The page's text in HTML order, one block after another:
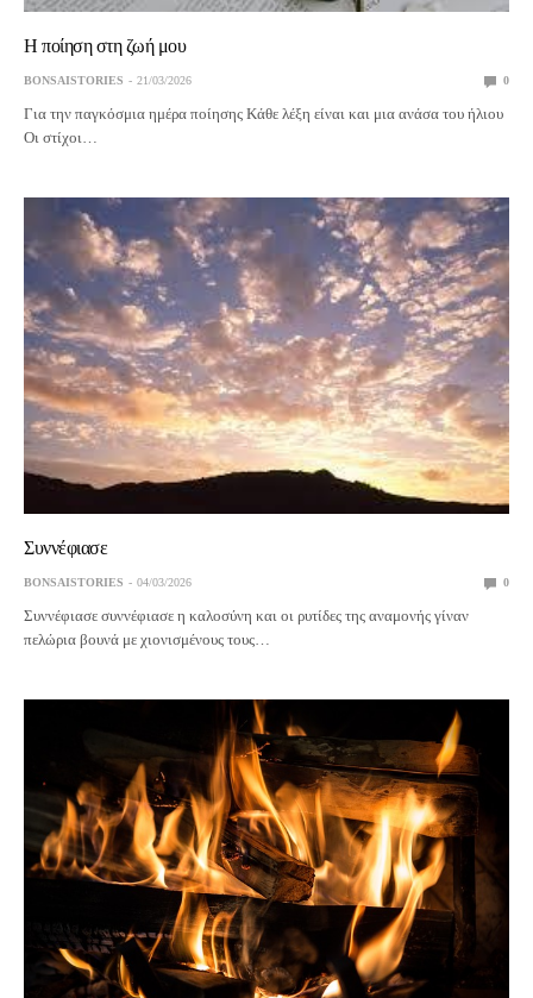
Η ποίηση στη ζωή μου
BONSAISTORIES 21/03/2026 0
Για την παγκόσμια ημέρα ποίησης Κάθε λέξη είναι και μια ανάσα του ήλιου
Οι στίχοι…
Συννέφιασε
BONSAISTORIES 04/03/2026 0
Συννέφιασε συννέφιασε η καλοσύνη και οι ρυτίδες της αναμονής γίναν
πελώρια βουνά με χιονισμένους τους…